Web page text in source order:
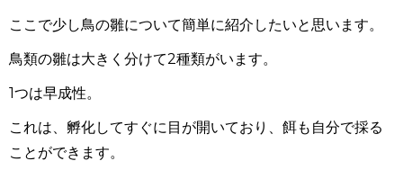
ここで少し鳥の雛について簡単に紹介したいと思います。
鳥類の雛は大きく分けて2種類がいます。
1つは早成性。
これは、孵化してすぐに目が開いており、餌も自分で採る
ことができます。